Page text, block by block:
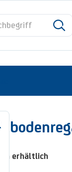
erhältlich